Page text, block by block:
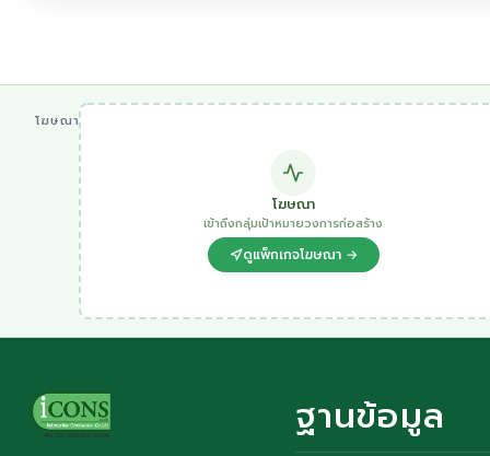
โฆษณา
โฆษณา
เข้าถึงกลุ่มเป้าหมายวงการก่อสร้าง
ดูแพ็กเกจโฆษณา →
ฐานข้อมูล